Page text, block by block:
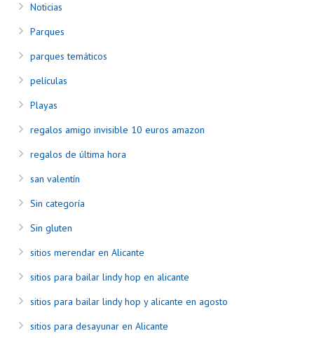
Noticias
Parques
parques temáticos
películas
Playas
regalos amigo invisible 10 euros amazon
regalos de última hora
san valentín
Sin categoría
Sin gluten
sitios merendar en Alicante
sitios para bailar lindy hop en alicante
sitios para bailar lindy hop y alicante en agosto
sitios para desayunar en Alicante